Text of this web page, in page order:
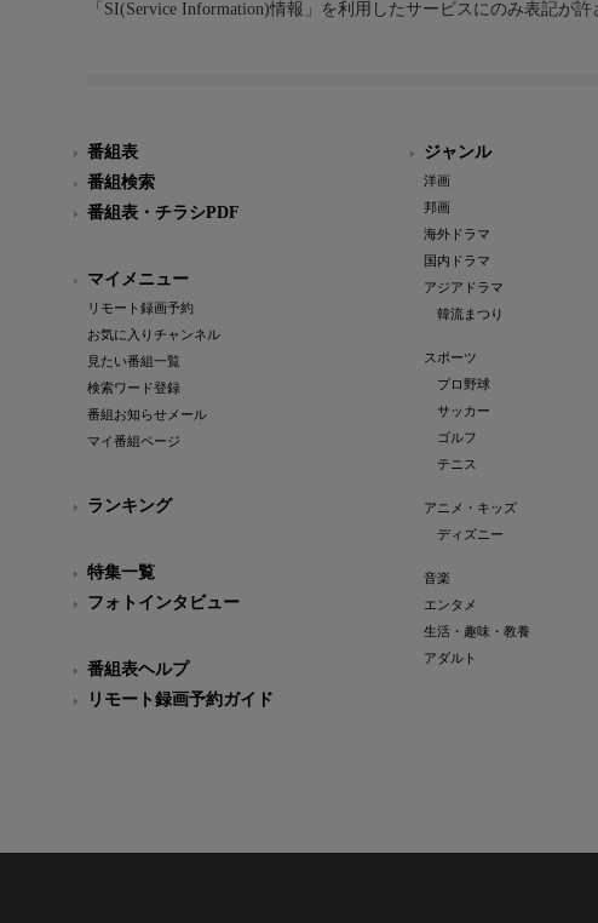
「SI(Service Information)情報」を利用したサービスにのみ表記が許
番組表
番組検索
番組表・チラシPDF
マイメニュー
リモート録画予約
お気に入りチャンネル
見たい番組一覧
検索ワード登録
番組お知らせメール
マイ番組ページ
ランキング
特集一覧
フォトインタビュー
番組表ヘルプ
リモート録画予約ガイド
ジャンル
洋画
邦画
海外ドラマ
国内ドラマ
アジアドラマ
韓流まつり
スポーツ
プロ野球
サッカー
ゴルフ
テニス
アニメ・キッズ
ディズニー
音楽
エンタメ
生活・趣味・教養
アダルト